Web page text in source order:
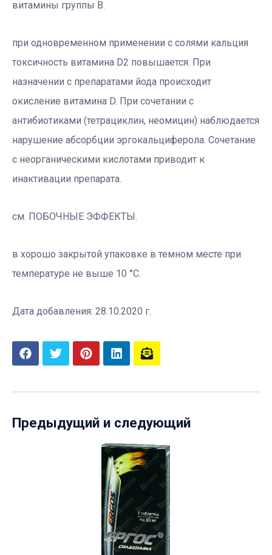
витамины группы В.
при одновременном применении с солями кальция
токсичность витамина D2 повышается. При
назначении с препаратами йода происходит
окисление витамина D. При сочетании с
антибиотиками (тетрациклин, неомицин) наблюдается
нарушение абсорбции эргокальциферола. Сочетание
с неорганическими кислотами приводит к
инактивации препарата.
см. ПОБОЧНЫЕ ЭФФЕКТЫ.
в хорошо закрытой упаковке в темном месте при
температуре не выше 10 °С.
Дата добавления: 28.10.2020 г.
Предыдущий и следующий